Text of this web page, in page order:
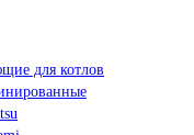
для котлов